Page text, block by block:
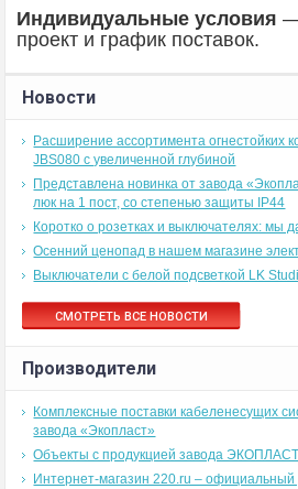
Индивидуальные условия —
проект и график поставок.
Новости
Расширение ассортимента огнестойких
JBS080 с увеличенной глубиной
Представлена новинка от завода
люк на 1 пост, со степенью защиты IP44
Коротко о розетках и выключателях: мы
Осенний ценопад в нашем магазине
Выключатели с белой подсветкой LK
СМОТРЕТЬ ВСЕ НОВОСТИ
Производители
Комплексные поставки кабеленесущих
завода «Экопласт»
Объекты с продукцией завода ЭКОПЛАСТ
Интернет-магазин 220.ru – официальный